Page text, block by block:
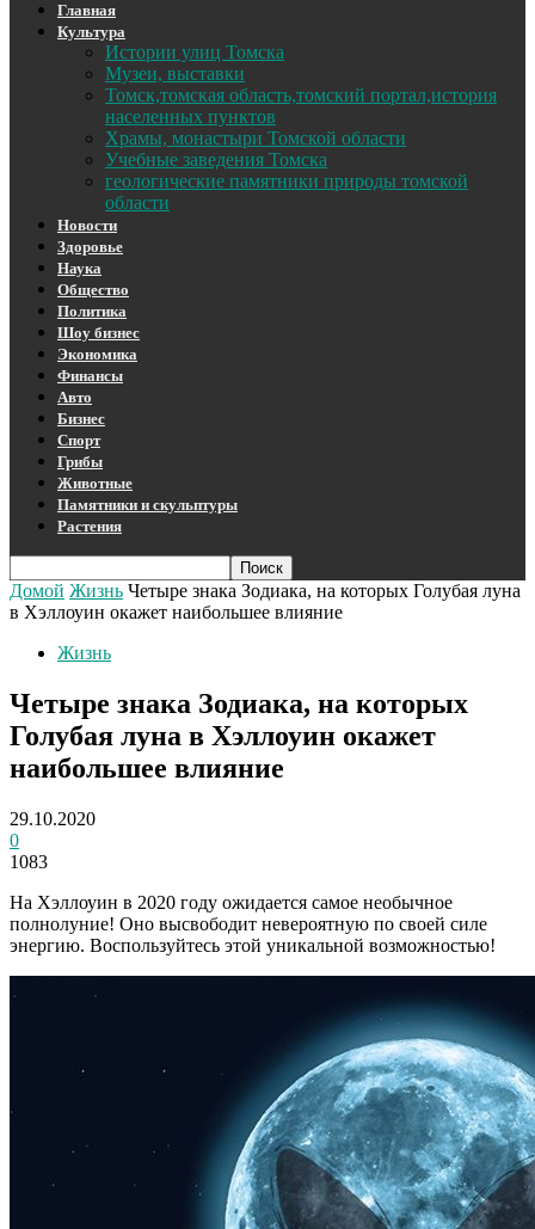
Главная
Культура
Истории улиц Томска
Музеи, выставки
Томск,томская область,томский портал,история
населенных пунктов
Храмы, монастыри Томской области
Учебные заведения Томска
геологические памятники природы томской
области
Новости
Здоровье
Наука
Общество
Политика
Шоу бизнес
Экономика
Финансы
Авто
Бизнес
Спорт
Грибы
Животные
Памятники и скульптуры
Растения
Домой Жизнь Четыре знака Зодиака, на которых Голубая луна
в Хэллоуин окажет наибольшее влияние
Жизнь
Четыре знака Зодиака, на которых
Голубая луна в Хэллоуин окажет
наибольшее влияние
29.10.2020
0
1083
На Хэллоуин в 2020 году ожидается самое необычное
полнолуние! Оно высвободит невероятную по своей силе
энергию. Воспользуйтесь этой уникальной возможностью!